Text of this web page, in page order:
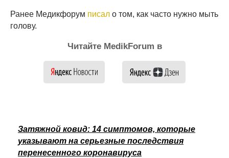
Ранее Медикфорум писал о том, как часто нужно мыть
голову.
Читайте MedikForum в
Затяжной ковид: 14 симптомов, которые
указывают на серьезные последствия
перенесенного коронавируса